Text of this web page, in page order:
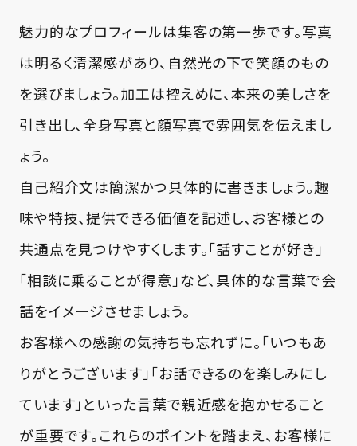
魅力的なプロフィールは集客の第一歩です。写真
は明るく清潔感があり、自然光の下で笑顔のもの
を選びましょう。加工は控えめに、本来の美しさを
引き出し、全身写真と顔写真で雰囲気を伝えまし
ょう。
自己紹介文は簡潔かつ具体的に書きましょう。趣
味や特技、提供できる価値を記述し、お客様との
共通点を見つけやすくします。「話すことが好き」
「相談に乗ることが得意」など、具体的な言葉で会
話をイメージさせましょう。
お客様への感謝の気持ちも忘れずに。「いつもあ
りがとうございます」「お話できるのを楽しみにし
ています」といった言葉で親近感を抱かせること
が重要です。これらのポイントを踏まえ、お客様に